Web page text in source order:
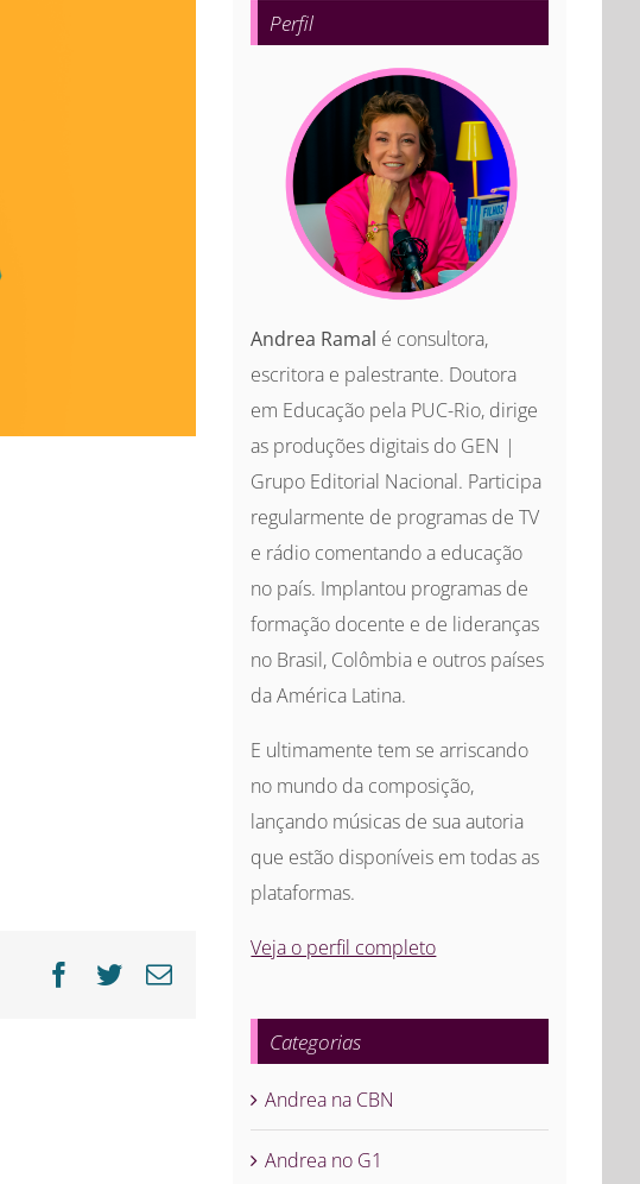
Facebook
Twitter
E-
Perfil
Andrea Ramal é consultora,
escritora e palestrante. Doutora
em Educação pela PUC-Rio, dirige
as produções digitais do GEN |
Grupo Editorial Nacional. Participa
regularmente de programas de TV
e rádio comentando a educação
no país. Implantou programas de
formação docente e de lideranças
no Brasil, Colômbia e outros países
da América Latina.
E ultimamente tem se arriscando
no mundo da composição,
lançando músicas de sua autoria
que estão disponíveis em todas as
plataformas.
Veja o perfil completo
Categorias
Andrea na CBN
Andrea no G1